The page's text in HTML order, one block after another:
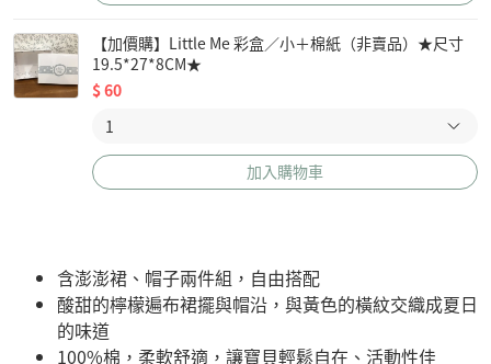
【加價購】Little Me 彩盒／小＋棉紙（非賣品）★尺寸
19.5*27*8CM★
$60
加入購物車
含澎澎裙、帽子兩件組，自由搭配
酸甜的檸檬遍布裙擺與帽沿，與黃色的橫紋交織成夏日
的味道
100%棉，柔軟舒適，讓寶貝輕鬆自在、活動性佳